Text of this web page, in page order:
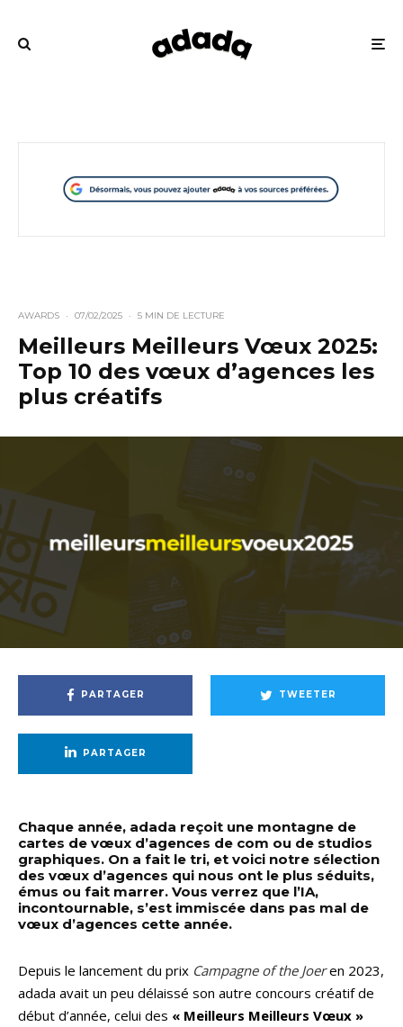
AWARDS · 07/02/2025 · 5 MIN DE LECTURE
Meilleurs Meilleurs Vœux 2025:
Top 10 des vœux d’agences les
plus créatifs
PARTAGER TWEETER
PARTAGER
Chaque année, adada reçoit une montagne de
cartes de vœux d’agences de com ou de studios
graphiques. On a fait le tri, et voici notre sélection
des vœux d’agences qui nous ont le plus séduits,
émus ou fait marrer. Vous verrez que l’IA,
incontournable, s’est immiscée dans pas mal de
vœux d’agences cette année.
Depuis le lancement du prix Campagne of the Joeren 2023,
adada avait un peu délaissé son autre concours créatif de
début d’année, celui des « Meilleurs Meilleurs Vœux »